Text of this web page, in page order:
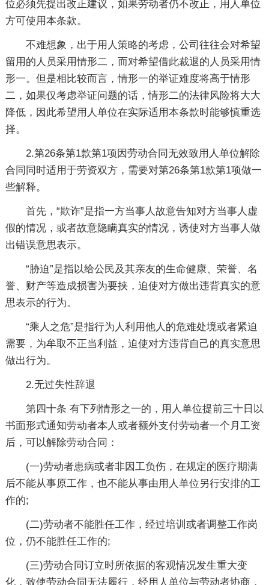
位必须先提出改正建议，如果劳动者仍不改正，用人单位
方可使用本条款。
不难想象，出于用人策略的考虑，公司往往会对希望
留用的人员采用情形二，而对希望借此裁退的人员采用情
形一。但是相比较而言，情形一的举证难度将高于情形
二，如果仅考虑举证问题的话，情形二的法律风险将大大
降低，因此希望用人单位在实际适用本条款时能够慎重选
择。
2.第26条第1款第1项因劳动合同无效致用人单位解除
合同同时适用于劳资双方，需要对第26条第1款第1项做一
些解释。
首先，“欺诈”是指一方当事人故意告知对方当事人虚
假的情况，或者故意隐瞒真实的情况，诱使对方当事人做
出错误意思表示。
“胁迫”是指以给公民及其亲友的生命健康、荣誉、名
誉、财产等造成损害为要挟，迫使对方做出违背真实的意
思表示的行为。
“乘人之危”是指行为人利用他人的危难处境或者紧迫
需要，为牟取不正当利益，迫使对方违背自己的真实意思
做出行为。
2.无过失性辞退
第四十条 有下列情形之一的，用人单位提前三十日以
书面形式通知劳动者本人或者额外支付劳动者一个月工资
后，可以解除劳动合同：
(一)劳动者患病或者非因工负伤，在规定的医疗期满
后不能从事原工作，也不能从事由用人单位另行安排的工
作的;
(二)劳动者不能胜任工作，经过培训或者调整工作岗
位，仍不能胜任工作的;
(三)劳动合同订立时所依据的客观情况发生重大变
化，致使劳动合同无法履行，经用人单位与劳动者协商，